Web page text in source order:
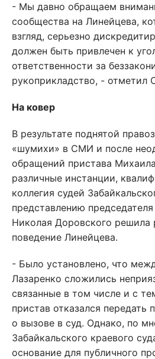
- Мы давно обращаем
сообщества на Линейцева,
взгляд, серьезно
должен быть привлечен к
ответственности за
рукоприкладство, - отметил
На ковер
В результате поднятой
«шумихи» в СМИ и после
обращений пристава
различные инстанции,
коллегия судей
представлению
Николая Доровского решила
поведение Линейцева.
- Было установлено, что
Лазаренко сложились
связанные в том числе и с
пристав отказался передать
о вызове в суд. Однако, по
Забайкальского краевого
основание для публичного